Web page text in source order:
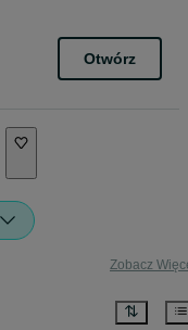
Otwórz
Zobacz